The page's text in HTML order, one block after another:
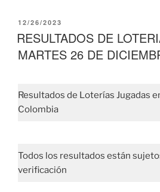
PUBLICADO
EL
12/26/2023
RESULTADOS DE
MARTES 26 DE
Resultados de Loterías Jugadas
Colombia
Todos los resultados están
verificación